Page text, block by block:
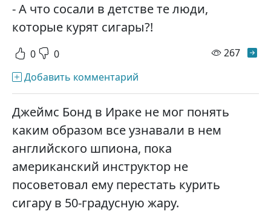
- А что сосали в детстве те люди,
которые курят сигары?!
0 0 267
Добавить комментарий
Джеймс Бонд в Ираке не мог понять
каким образом все узнавали в нем
английского шпиона, пока
американский инструктор не
посоветовал ему перестать курить
сигару в 50-градусную жару.